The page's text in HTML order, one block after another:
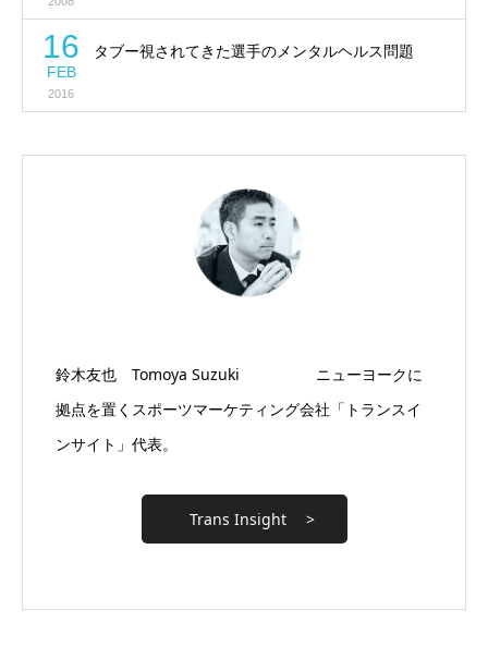
16
FEB
2016
タブー視されてきた選手のメンタルヘルス問題
鈴木友也 Tomoya Suzuki ニューヨークに
拠点を置くスポーツマーケティング会社「トランスイ
ンサイト」代表。
Trans Insight >